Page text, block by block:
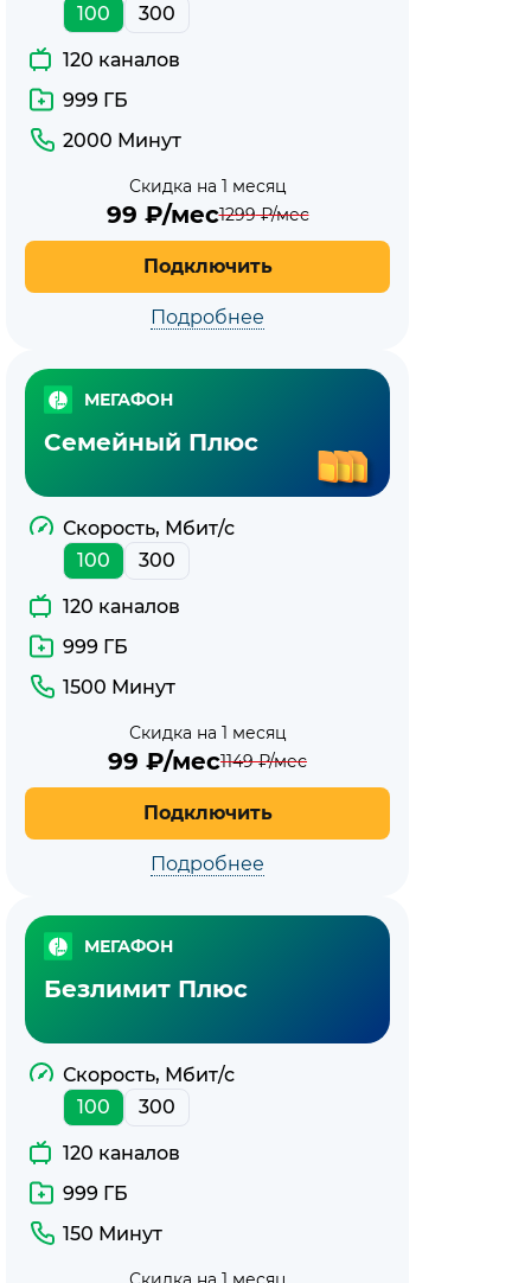
100 300
120 каналов
999 ГБ
2000 Минут
Скидка на 1 месяц
99 ₽/мес1299₽/мес
Подключить
Подробнее
МЕГАФОН
Семейный Плюс
Скорость, Мбит/с
100
300
120 каналов
999 ГБ
1500 Минут
Скидка на 1 месяц
99 ₽/мес1149₽/мес
Подключить
Подробнее
МЕГАФОН
Безлимит Плюс
Скорость, Мбит/с
100
300
120 каналов
999 ГБ
150 Минут